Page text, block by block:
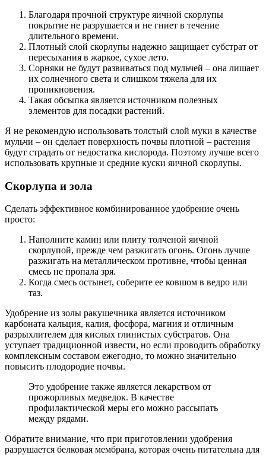
Благодаря прочной структуре яичной скорлупы
покрытие не разрушается и не гниет в течение
длительного времени.
Плотный слой скорлупы надежно защищает субстрат от
пересыхания в жаркое, сухое лето.
Сорняки не будут развиваться под мульчей – она лишает
их солнечного света и слишком тяжела для их
проникновения.
Такая обсыпка является источником полезных
элементов для посадки растений.
Я не рекомендую использовать толстый слой муки в качестве
мульчи – он сделает поверхность почвы плотной – растения
будут страдать от недостатка кислорода. Поэтому лучше всего
использовать крупные и средние куски яичной скорлупы.
Скорлупа и зола
Сделать эффективное комбинированное удобрение очень
просто:
Наполните камин или плиту толченой яичной
скорлупой, прежде чем разжигать огонь. Огонь лучше
разжигать на металлическом противне, чтобы ценная
смесь не пропала зря.
Когда смесь остынет, соберите ее ковшом в ведро или
таз.
Удобрение из золы ракушечника является источником
карбоната кальция, калия, фосфора, магния и отличным
разрыхлителем для кислых глинистых субстратов. Она
уступает традиционной извести, но если проводить обработку
комплексным составом ежегодно, то можно значительно
повысить плодородие почвы.
Это удобрение также является лекарством от
прожорливых медведок. В качестве
профилактической меры его можно рассыпать
между рядами.
Обратите внимание, что при приготовлении удобрения
разрушается белковая мембрана, которая очень питательна для